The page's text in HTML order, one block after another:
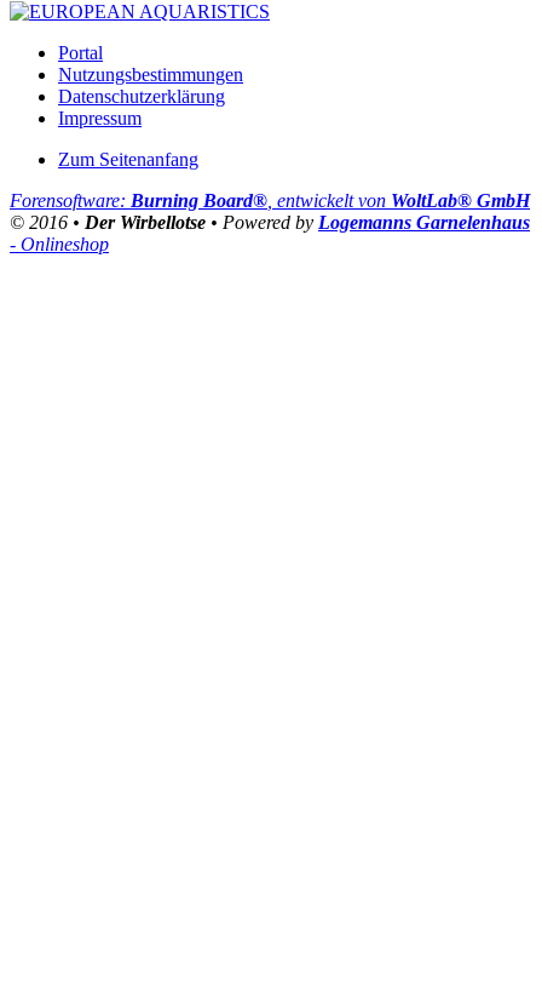
Portal
Nutzungsbestimmungen
Datenschutzerklärung
Impressum
Zum Seitenanfang
Forensoftware: Burning Board® , entwickelt von WoltLab® GmbH
© 2016 • Der Wirbellotse • Powered by Logemanns Garnelenhaus
- Onlineshop